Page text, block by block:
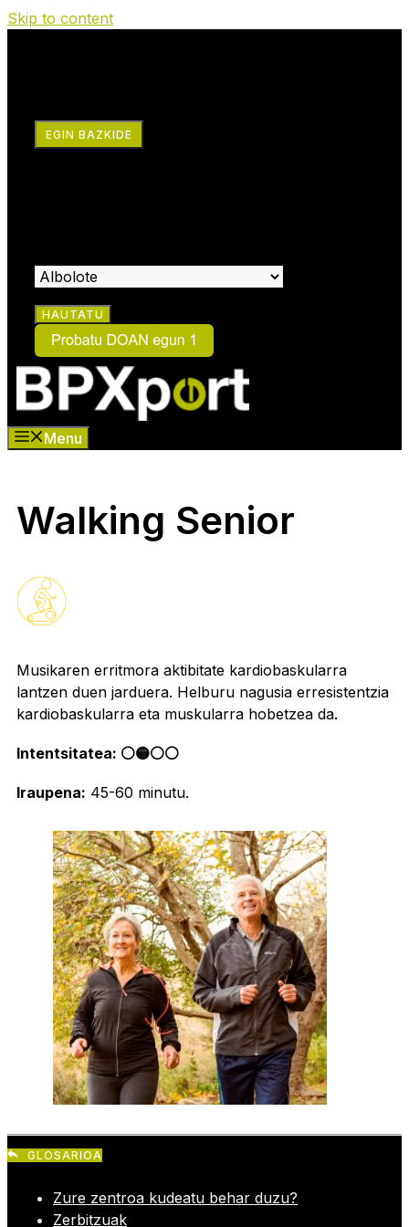
Skip to content
EGIN BAZKIDE
Menu
Walking Senior
Musikaren erritmora aktibitate kardiobaskularra
lantzen duen jarduera. Helburu nagusia erresistentzia
kardiobaskularra eta muskularra hobetzea da.
Intentsitatea: ⚪️🟡⚪️⚪️
Iraupena: 45-60 minutu.
GLOSARIOA
Zure zentroa kudeatu behar duzu?
Zerbitzuak